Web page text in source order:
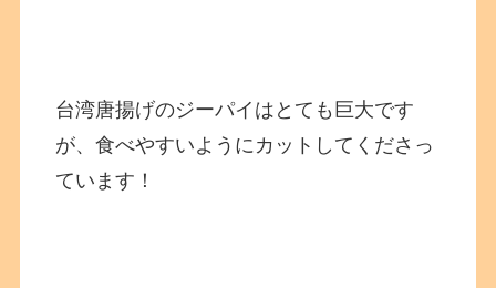
台湾唐揚げのジーパイはとても巨大です
が、食べやすいようにカットしてくださっ
ています！